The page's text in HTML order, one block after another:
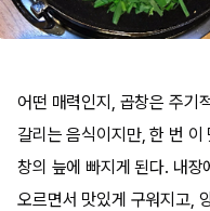
어떤 매력인지, 곱창은 주기
갈리는 음식이지만, 한 번
창의 늪에 빠지게 된다. 내
오르면서 맛있게 구워지고,